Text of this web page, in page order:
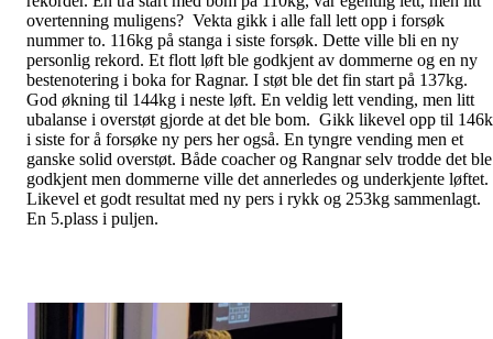
overtenning muligens? Vekta gikk i alle fall lett opp i forsøk
nummer to. 116kg på stanga i siste forsøk. Dette ville bli en ny
personlig rekord. Et flott løft ble godkjent av dommerne og en ny
bestenotering i boka for Ragnar. I støt ble det fin start på 137kg.
God økning til 144kg i neste løft. En veldig lett vending, men litt
ubalanse i overstøt gjorde at det ble bom. Gikk likevel opp til
i siste for å forsøke ny pers her også. En tyngre vending men et
ganske solid overstøt. Både coacher og Rangnar selv trodde det ble
godkjent men dommerne ville det annerledes og underkjente løftet.
Likevel et godt resultat med ny pers i rykk og 253kg sammenlagt.
En 5.plass i puljen.